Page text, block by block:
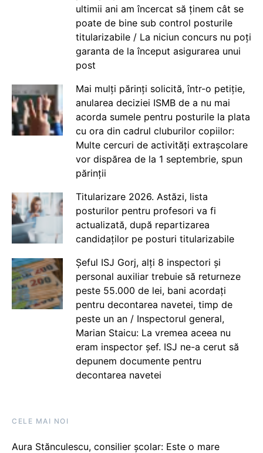
ultimii ani am încercat să ținem cât se
poate de bine sub control posturile
titularizabile / La niciun concurs nu poți
garanta de la început asigurarea unui
post
Mai mulți părinți solicită, într-o petiție,
anularea deciziei ISMB de a nu mai
acorda sumele pentru posturile la plata
cu ora din cadrul cluburilor copiilor:
Multe cercuri de activități extrașcolare
vor dispărea de la 1 septembrie, spun
părinții
Titularizare 2026. Astăzi, lista
posturilor pentru profesori va fi
actualizată, după repartizarea
candidaților pe posturi titularizabile
Șeful ISJ Gorj, alți 8 inspectori și
personal auxiliar trebuie să returneze
peste 55.000 de lei, bani acordați
pentru decontarea navetei, timp de
peste un an / Inspectorul general,
Marian Staicu: La vremea aceea nu
eram inspector șef. ISJ ne-a cerut să
depunem documente pentru
decontarea navetei
CELE MAI NOI
Aura Stănculescu, consilier școlar: Este o mare